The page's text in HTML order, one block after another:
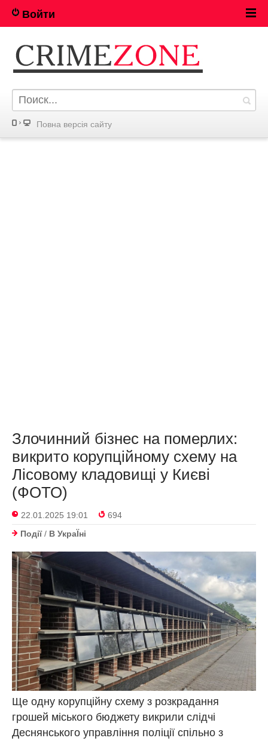
Войти
Повна версія сайту
Злочинний бізнес на померлих:
викрито корупційному схему на
Лісовому кладовищі у Києві
(ФОТО)
22.01.2025 19:01
694
Події/ В УкраЇнi
Ще одну корупційну схему з розкрадання
грошей міського бюджету викрили слідчі
Деснянського управління поліції спільно з